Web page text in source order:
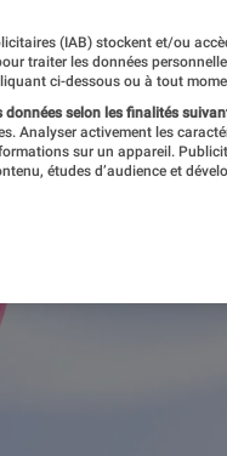
(IAB) stockent et/ou
traiter les données
ci-dessous ou à tout
selon les finalités
Analyser activement les
sur un appareil.
études d’audience et